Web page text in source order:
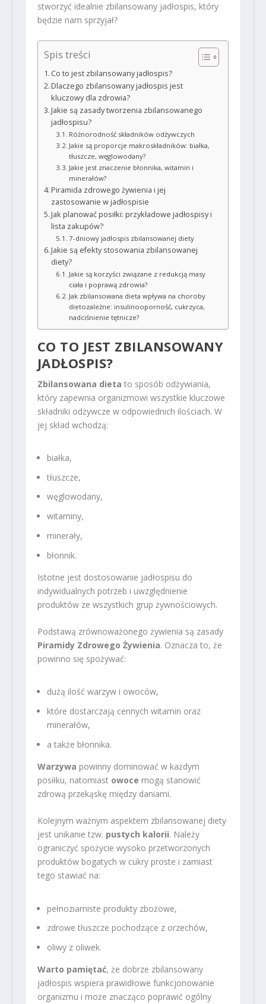
stworzyć idealnie zbilansowany jadłospis, który
będzie nam sprzyjał?
Spis treści
Co to jest zbilansowany jadłospis?
Dlaczego zbilansowany jadłospis jest
kluczowy dla zdrowia?
Jakie są zasady tworzenia zbilansowanego
jadłospisu?
Różnorodność składników odżywczych
Jakie są proporcje makroskładników: białka,
tłuszcze, węglowodany?
Jakie jest znaczenie błonnika, witamin i
minerałów?
Piramida zdrowego żywienia i jej
zastosowanie w jadłospisie
Jak planować posiłki: przykładowe jadłospisy i
lista zakupów?
7-dniowy jadłospis zbilansowanej diety
Jakie są efekty stosowania zbilansowanej
diety?
Jakie są korzyści związane z redukcją masy
ciała i poprawą zdrowia?
Jak zbilansowana dieta wpływa na choroby
dietozależne: insulinooporność, cukrzyca,
nadciśnienie tętnicze?
CO TO JEST ZBILANSOWANY
JADŁOSPIS?
Zbilansowana dieta to sposób odżywiania,
który zapewnia organizmowi wszystkie kluczowe
składniki odżywcze w odpowiednich ilościach. W
jej skład wchodzą:
białka,
tłuszcze,
węglowodany,
witaminy,
minerały,
błonnik.
Istotne jest dostosowanie jadłospisu do
indywidualnych potrzeb i uwzględnienie
produktów ze wszystkich grup żywnościowych.
Podstawą zrównoważonego żywienia są zasady
Piramidy Zdrowego Żywienia. Oznacza to, że
powinno się spożywać:
dużą ilość warzyw i owoców,
które dostarczają cennych witamin oraz
minerałów,
a także błonnika.
Warzywa powinny dominować w każdym
posiłku, natomiast owoce mogą stanowić
zdrową przekąskę między daniami.
Kolejnym ważnym aspektem zbilansowanej diety
jest unikanie tzw. pustych kalorii. Należy
ograniczyć spożycie wysoko przetworzonych
produktów bogatych w cukry proste i zamiast
tego stawiać na:
pełnoziarniste produkty zbożowe,
zdrowe tłuszcze pochodzące z orzechów,
oliwy z oliwek.
Warto pamiętać, że dobrze zbilansowany
jadłospis wspiera prawidłowe funkcjonowanie
organizmu i może znacząco poprawić ogólny